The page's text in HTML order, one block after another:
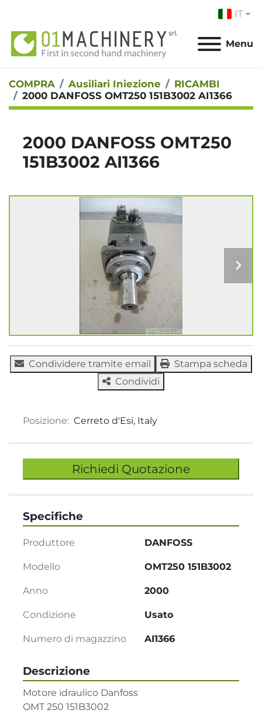
IT
Menu
COMPRA Ausiliari Iniezione
RICAMBI
2000 DANFOSS OMT250 151B3002 AI1366
2000 DANFOSS OMT250
151B3002 AI1366
Condividere tramite email
Stampa scheda
Condividi
Posizione: Cerreto d'Esi, Italy
Richiedi Quotazione
Descrizione
Motore idraulico Danfoss
OMT 250 151B3002
Specifiche
Produttore DANFOSS
Modello OMT250 151B3002
Anno 2000
Condizione Usato
Numero di magazzino AI1366